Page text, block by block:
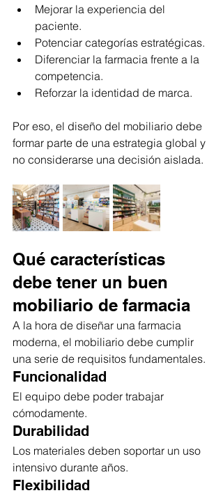
Mejorar la experiencia del
paciente.
Potenciar categorías estratégicas.
Diferenciar la farmacia frente a la
competencia.
Reforzar la identidad de marca.
Por eso, el diseño del mobiliario debe
formar parte de una estrategia global y
no considerarse una decisión aislada.
Qué características
debe tener un buen
mobiliario de farmacia
A la hora de diseñar una farmacia
moderna, el mobiliario debe cumplir
una serie de requisitos fundamentales.
Funcionalidad
El equipo debe poder trabajar
cómodamente.
Durabilidad
Los materiales deben soportar un uso
intensivo durante años.
Flexibilidad